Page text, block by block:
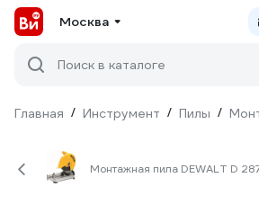
Москва
Поиск в каталоге
Главная / Инструмент / Пилы /
Монтажная пила DEWALT D